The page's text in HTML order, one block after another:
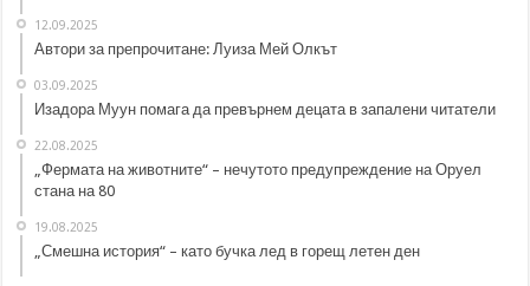
12.09.2025
Автори за препрочитане: Луиза Мей Олкът
03.09.2025
Изадора Муун помага да превърнем децата в запалени читатели
22.08.2025
„Фермата на животните“ – нечутото предупреждение на Оруел
стана на 80
19.08.2025
„Смешна история“ – като бучка лед в горещ летен ден